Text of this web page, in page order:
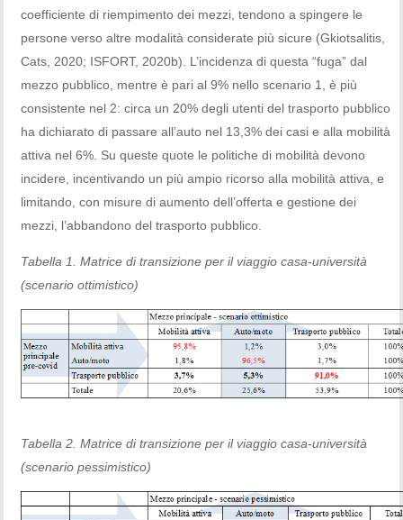
coefficiente di riempimento dei mezzi, tendono a spingere le
persone verso altre modalità considerate più sicure (Gkiotsalitis,
Cats, 2020; ISFORT, 2020b). L’incidenza di questa “fuga” dal
mezzo pubblico, mentre è pari al 9% nello scenario 1, è più
consistente nel 2: circa un 20% degli utenti del trasporto pubblico
ha dichiarato di passare all’auto nel 13,3% dei casi e alla mobilità
attiva nel 6%. Su queste quote le politiche di mobilità devono
incidere, incentivando un più ampio ricorso alla mobilità attiva, e
limitando, con misure di aumento dell’offerta e gestione dei
mezzi, l’abbandono del trasporto pubblico.
Tabella 1. Matrice di transizione per il viaggio casa-università
(scenario ottimistico)
Tabella 2. Matrice di transizione per il viaggio casa-università
(scenario pessimistico)